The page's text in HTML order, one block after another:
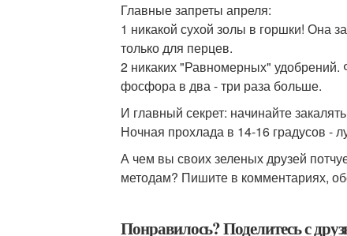
Главные запреты апреля:
1 никакой сухой золы в горшки! Она
только для перцев.
2 никаких "Равномерных" удобрений.
фосфора в два - три раза больше.
И главный секрет: начинайте
Ночная прохлада в 14-16 градусов -
А чем вы своих зеленых друзей
методам? Пишите в комментариях,
Понравилось? Поделитесь с